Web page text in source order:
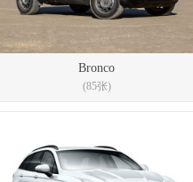
Bronco
(85张)